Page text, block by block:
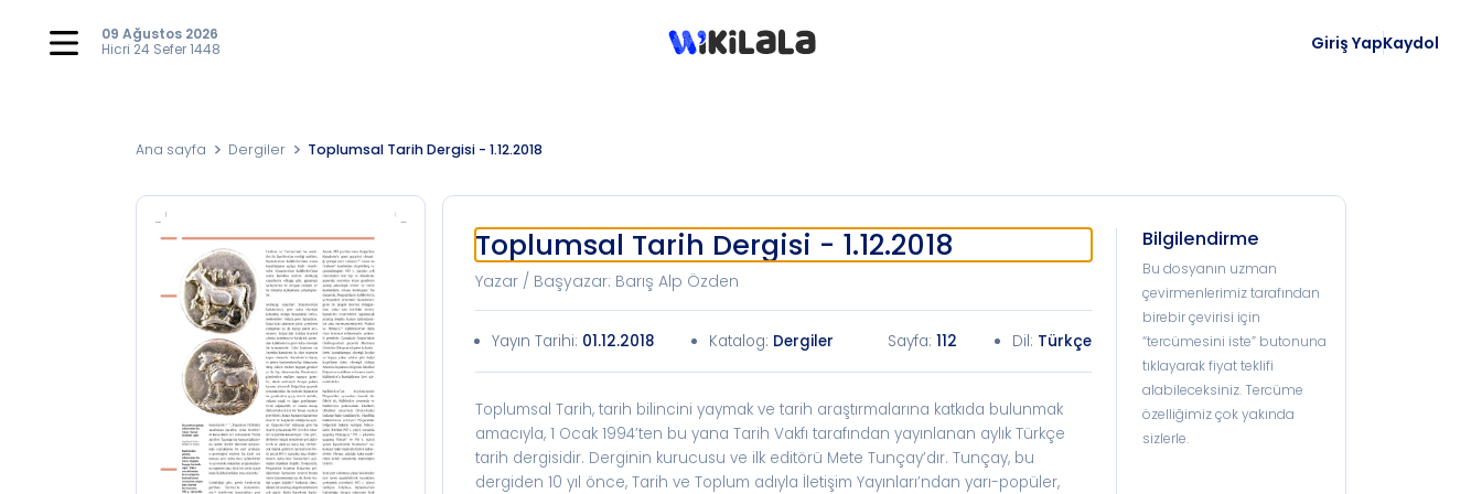
09 Ağustos 2026
Hicri 24 Sefer 1448 Giriş YapKaydol
Ana sayfa Dergiler Toplumsal Tarih Dergisi - 1.12.2018
Toplumsal Tarih Dergisi - 1.12.2018
Yazar / Başyazar: Barış Alp Özden
Yayın Tarihi: 01.12.2018 Katalog: Dergiler Sayfa:112 Dil: Türkçe
Toplumsal Tarih, tarih bilincini yaymak ve tarih araştırmalarına katkıda bulunmak
amacıyla, 1 Ocak 1994’ten bu yana Tarih Vakfı tarafından yayınlanan aylık Türkçe
tarih dergisidir. Derginin kurucusu ve ilk editörü Mete Tunçay’dır. Tunçay, bu
dergiden 10 yıl önce, Tarih ve Toplum adıyla İletişim Yayınları’ndan yarı-popüler,
Bilgilendirme
Bu dosyanın uzman
çevirmenlerimiz tarafından
birebir çevirisi için
“tercümesini iste” butonuna
tıklayarak fiyat teklifi
alabileceksiniz. Tercüme
özelliğimiz çok yakında
sizlerle.